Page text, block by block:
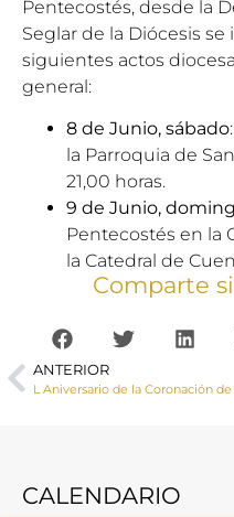
Pentecostés, desde la
Seglar de la Diócesis
siguientes actos
general:
8 de Junio, sábado
la Parroquia de
21,00 horas.
9 de Junio,
Pentecostés en la
la Catedral de
Comparte
ANTERIOR
CALENDARIO